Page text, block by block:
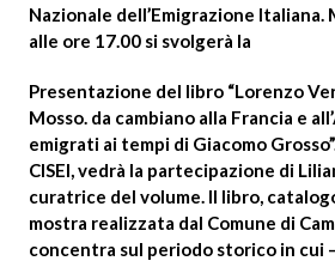
Nazionale dell’Emigrazione Italiana.
alle ore 17.00 si svolgerà la
Presentazione del libro “Lorenzo
Mosso. da cambiano alla Francia e
emigrati ai tempi di Giacomo
CISEI, vedrà la partecipazione di
curatrice del volume. Il libro,
mostra realizzata dal Comune di
concentra sul periodo storico in cui